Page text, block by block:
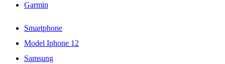
Garmin
Smartphone
Model Iphone 12
Samsung